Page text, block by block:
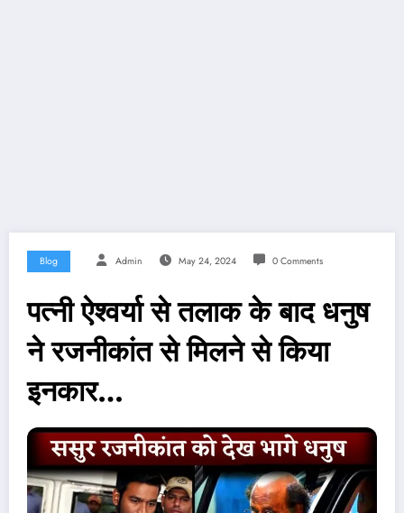
Blog Admin May 24, 2024 0 Comments
पत्नी ऐश्वर्या से तलाक के बाद धनुष
ने रजनीकांत से मिलने से किया
इनकार…